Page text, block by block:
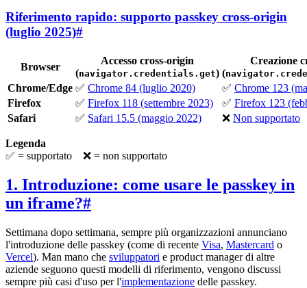
Riferimento rapido: supporto passkey cross-origin
(luglio 2025)#
Browser
Accesso cross-origin
(navigator.credentials.get)
Creazione
(
Chrome/Edge ✅ Chrome 84 (luglio 2020) ✅ Chrome 123
Firefox
✅ Firefox 118 (settembre 2023) ✅ Firefox 123
Safari
✅ Safari 15.5 (maggio 2022) ❌ Non supportato
Legenda
✅ = supportato ❌ = non supportato
1. Introduzione: come usare le passkey in
un iframe?#
Settimana dopo settimana, sempre più organizzazioni annunciano
l'introduzione delle passkey (come di recente Visa, Mastercard o
Vercel). Man mano che sviluppatori e product manager di altre
aziende seguono questi modelli di riferimento, vengono discussi
sempre più casi d'uso per l'implementazione delle passkey.